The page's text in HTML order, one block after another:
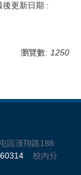
後更新日期 :
瀏覽數: 1250
區漢翔路188
校內分